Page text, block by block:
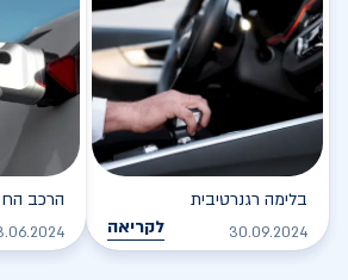
בלימה רגנרטיבית
30.09.2024 לקריאה
הרכב